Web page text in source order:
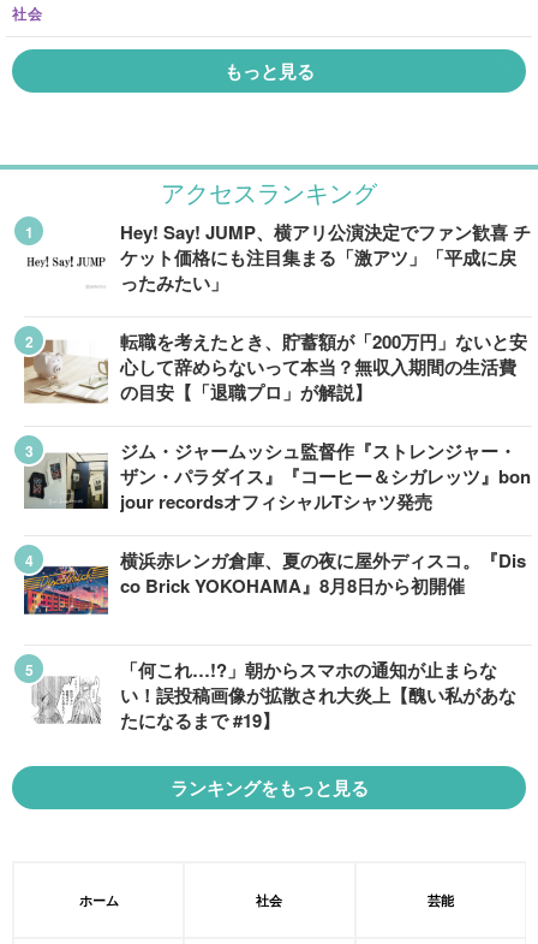
社会
もっと見る
アクセスランキング
Hey! Say! JUMP、横アリ公演決定でファン歓喜 チ
ケット価格にも注目集まる「激アツ」「平成に戻
ったみたい」
転職を考えたとき、貯蓄額が「200万円」ないと安
心して辞めらないって本当？無収入期間の生活費
の目安【「退職プロ」が解説】
ジム・ジャームッシュ監督作『ストレンジャー・
ザン・パラダイス』『コーヒー＆シガレッツ』bon
jour recordsオフィシャルTシャツ発売
横浜赤レンガ倉庫、夏の夜に屋外ディスコ。『Dis
co Brick YOKOHAMA』8月8日から初開催
「何これ…!?」朝からスマホの通知が止まらな
い！誤投稿画像が拡散され大炎上【醜い私があな
たになるまで #19】
ランキングをもっと見る
ホーム 社会 芸能